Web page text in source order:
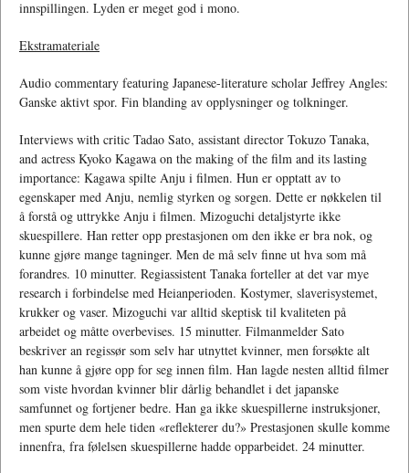
innspillingen. Lyden er meget god i mono.
Ekstramateriale
Audio commentary featuring Japanese-literature scholar Jeffrey Angles:
Ganske aktivt spor. Fin blanding av opplysninger og tolkninger.
Interviews with critic Tadao Sato, assistant director Tokuzo Tanaka,
and actress Kyoko Kagawa on the making of the film and its lasting
importance: Kagawa spilte Anju i filmen. Hun er opptatt av to
egenskaper med Anju, nemlig styrken og sorgen. Dette er nøkkelen til
å forstå og uttrykke Anju i filmen. Mizoguchi detaljstyrte ikke
skuespillere. Han retter opp prestasjonen om den ikke er bra nok, og
kunne gjøre mange tagninger. Men de må selv finne ut hva som må
forandres. 10 minutter. Regiassistent Tanaka forteller at det var mye
research i forbindelse med Heianperioden. Kostymer, slaverisystemet,
krukker og vaser. Mizoguchi var alltid skeptisk til kvaliteten på
arbeidet og måtte overbevises. 15 minutter. Filmanmelder Sato
beskriver an regissør som selv har utnyttet kvinner, men forsøkte alt
han kunne å gjøre opp for seg innen film. Han lagde nesten alltid filmer
som viste hvordan kvinner blir dårlig behandlet i det japanske
samfunnet og fortjener bedre. Han ga ikke skuespillerne instruksjoner,
men spurte dem hele tiden «reflekterer du?» Prestasjonen skulle komme
innenfra, fra følelsen skuespillerne hadde opparbeidet. 24 minutter.